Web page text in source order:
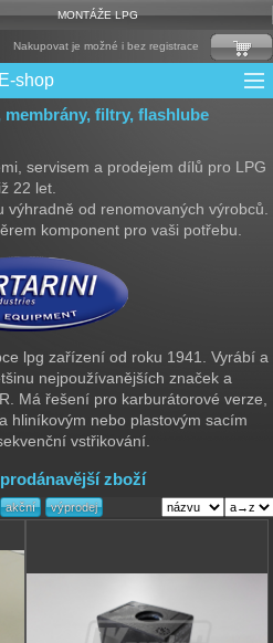
MONTÁŽE LPG
Nakupovat je možné i bez registrace
E-shop
Nádrže
+ Emulátory
Membrány
Nádrže klapky
+ příslušenství
Motoru
nádrží
plnění
+ Testry
vstřikovače
Materiál
materiál
a Hadice
Ventily
membrány, filtry, flashlube
servisem a prodejem dílů pro LPG
22 let.
od renomovaných výrobců.
komponent pro vaši potřebu.
lpg zařízení od roku 1941. Vyrábí a
nejpoužívanějších značek a
Má řešení pro karburátorové verze,
hliníkovým nebo plastovým sacím
vstřikování.
zboží